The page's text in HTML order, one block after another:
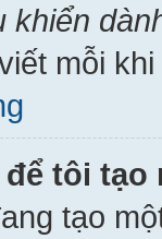
khiển
mỗi
để tôi
tạo